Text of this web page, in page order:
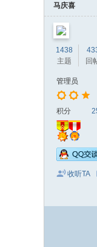
马庆喜
1438
主题
回
管理员
积分
收听TA